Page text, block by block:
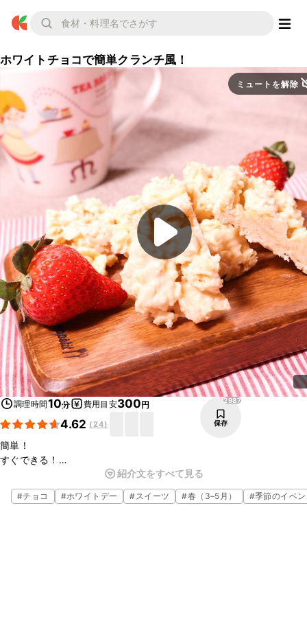
ホワイトチョコで簡単クランチ風！
ミュートを解除
調理時間10分 費用目安300円
4.62 (24)
2987
保存
簡単！
すぐできる！
甘い、ホワイトチョコと、塩気のあるクラッカーが相性ぴったりのク
ランチです。
湯煎の温度さえ、気をつければ、誰でも簡単に作れます。
紹介文をすべて見る
#チョコ #ホワイトデー #スイーツ #春（3–5月） #季節のイベ